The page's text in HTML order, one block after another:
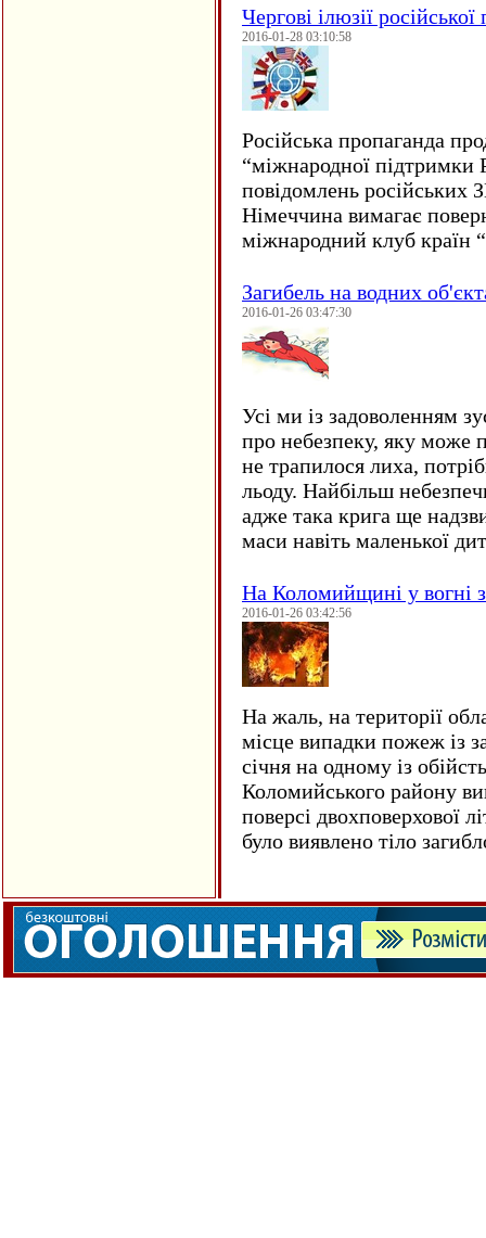
Чергові ілюзії
2016-01-28 03:10:58
Російська пропаганда
“міжнародної підтримки
повідомлень російських
Німеччина вимагає
міжнародний клуб країн
Загибель на водних
2016-01-26 03:47:30
Усі ми із задоволенням
про небезпеку, яку може
не трапилося лиха,
льоду. Найбільш
адже така крига ще
маси навіть маленької
На Коломийщині у вогні
2016-01-26 03:42:56
На жаль, на території
місце випадки пожеж із
січня на одному із
Коломийського району
поверсі двохповерхової
було виявлено тіло